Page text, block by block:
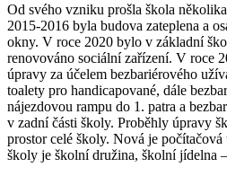
Od svého vzniku prošla škola
2015-2016 byla budova zateplena a
okny. V roce 2020 bylo v základní
renovováno sociální zařízení. V roce
úpravy za účelem bezbariérového
toalety pro handicapované, dále
nájezdovou rampu do 1. patra a
v zadní části školy. Proběhly úpravy
prostor celé školy. Nová je počítačová
školy je školní družina, školní jídelna